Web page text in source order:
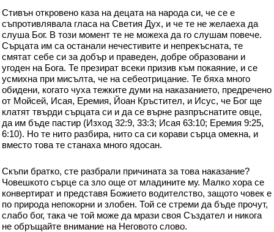
Стивън откровено каза на децата на народа си, че се е
съпротивлявала гласа на Светия Дух, и че те не желаеха да
слуша Бог. В този момент те не можеха да го слушам повече.
Сърцата им са останали нечестивите и непрекъсната, те
смятат себе си за добър и праведен, добре образовани и
угоден на Бога. Те презират всеки призив към покаяние, и се
усмихна при мисълта, че на себеотрицание. Те бяха много
обидени, когато чуха тежките думи на наказанието, предречено
от Мойсей, Исая, Еремия, Йоан Кръстител, и Исус, че Бог ще
клатят твърди сърцата си и да се върне разпръснатите овце,
да им бъде пастир (Изход 32:9, 33:3; Исая 63:10; Еремия 9:25,
6:10). Но те нито разбира, нито са си корави сърца омекна, и
вместо това те станаха много ядосан.
Скъпи братко, сте разбрали причината за това наказание?
Човешкото сърце са зло още от младините му. Малко хора се
конвертират и представя Божието водителство, защото човек е
по природа непокорни и злобен. Той се стреми да бъде прочут,
слабо бог, така че той може да мрази своя Създател и никога
не обръщайте внимание на Неговото слово.